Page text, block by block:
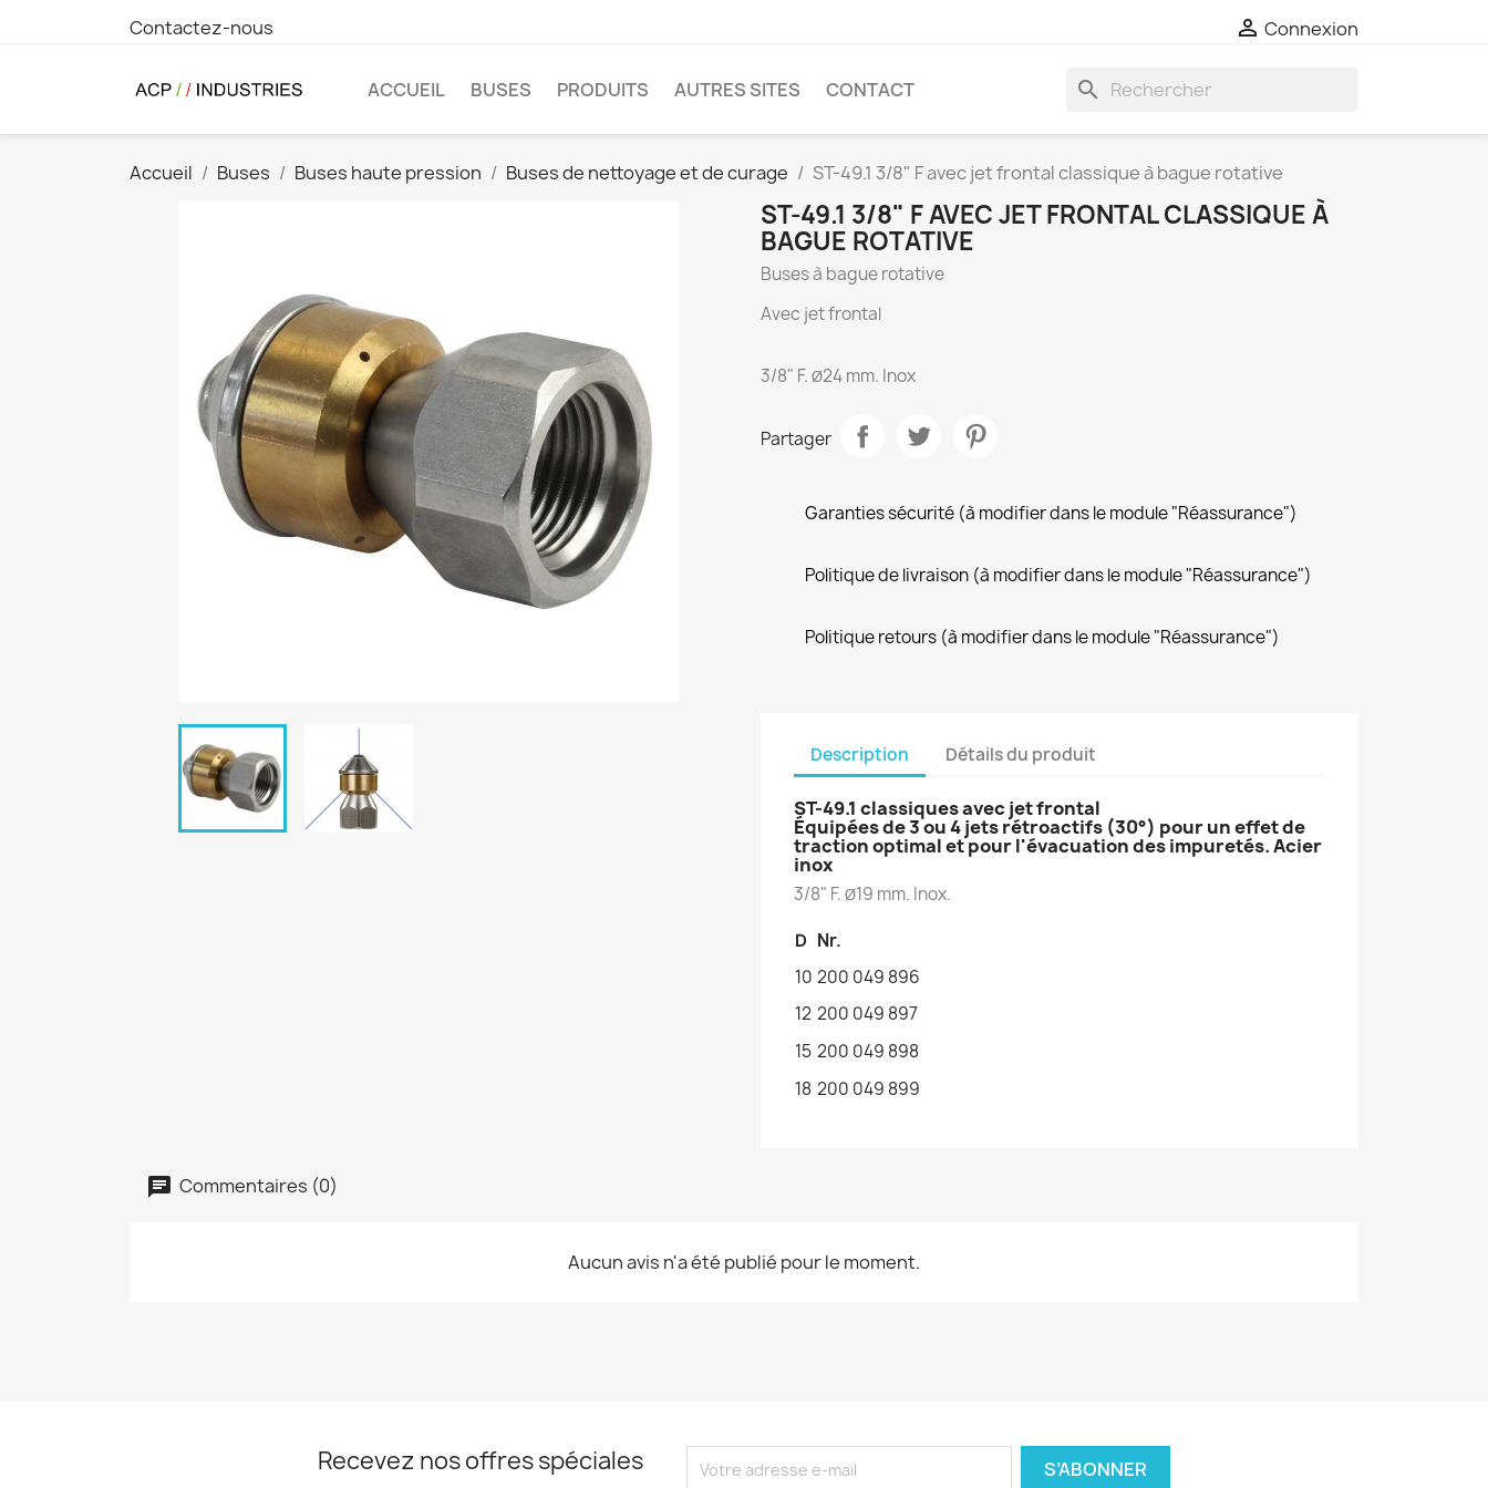
Contactez-nous  Connexion
ACCUEIL BUSES PRODUITS AUTRES SITES CONTACT search
Accueil Buses Buses haute pression Buses de nettoyage et de curage ST-49.1 3/8" F avec jet frontal classique à bague rotative
ST-49.1 3/8" F AVEC JET FRONTAL CLASSIQUE À
BAGUE ROTATIVE
Buses à bague rotative
Avec jet frontal
3/8" F. Ø24 mm. Inox
Partager
Garanties sécurité (à modifier dans le module "Réassurance")
Politique de livraison (à modifier dans le module "Réassurance")
Politique retours (à modifier dans le module "Réassurance")
Description Détails du produit
ST-49.1 classiques avec jet frontal
Équipées de 3 ou 4 jets rétroactifs (30°) pour un effet de
traction optimal et pour l'évacuation des impuretés. Acier
inox
3/8" F. Ø19 mm. Inox.
D Nr.
10 200 049 896
12 200 049 897
15 200 049 898
18 200 049 899
Commentaires (0)
Aucun avis n'a été publié pour le moment.
Recevez nos offres spéciales